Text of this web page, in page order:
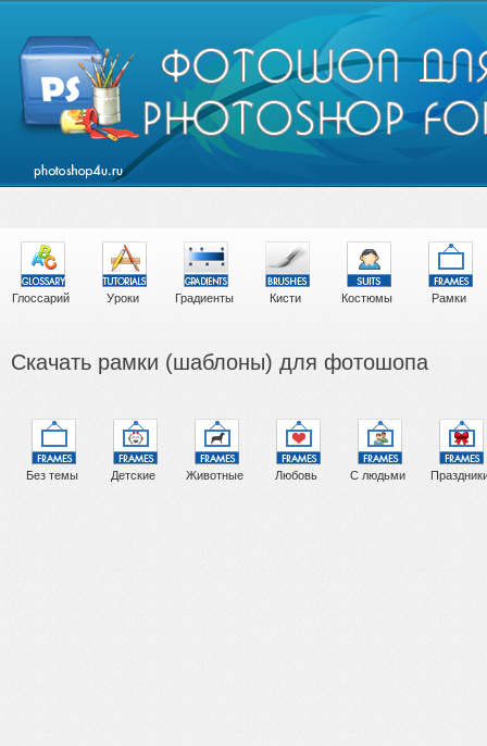
Глоссарий Уроки Градиенты Кисти Костюмы Рамки
Скачать рамки (шаблоны) для фотошопа
Без темы Детские Животные Любовь С людьми